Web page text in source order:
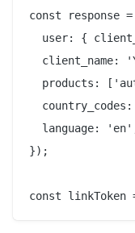
const response
user: {
client_name:
products:
country_codes:
language:
});